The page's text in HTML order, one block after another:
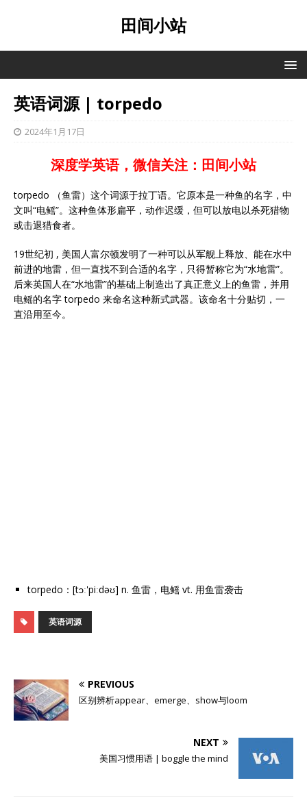
田间小站
英语词源 | torpedo
2024年1月17日
深度学英语，微信关注：田间小站
torpedo （鱼雷）这个词源于拉丁语。它原本是一种鱼的名字，中
文叫“电鳐”。这种鱼体形扁平，动作迟缓，但可以放电以杀死猎物
或击退猎食者。
19世纪初 , 美国人富尔顿发明了一种可以从军舰上释放、能在水中
前进的地雷，但一直找不到合适的名字，只得暂称它为“水地雷”。
后来英国人在“水地雷”的基础上制造出了真正意义上的鱼雷，并用
电鳐的名字 torpedo 来命名这种新式武器。该命名十分贴切，一
直沿用至今。
torpedo：[tɔː'piːdəʊ] n. 鱼雷，电鳐 vt. 用鱼雷袭击
英语词源
PREVIOUS
区别辨析appear、emerge、show与loom
NEXT
美国习惯用语 | boggle the mind